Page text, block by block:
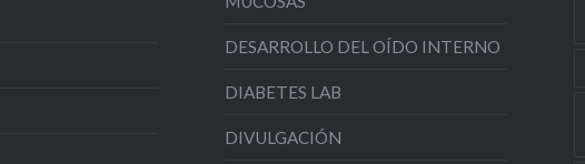
DESARROLLO DEL OÍDO INTERNO
DIABETES LAB
DIVULGACIÓN